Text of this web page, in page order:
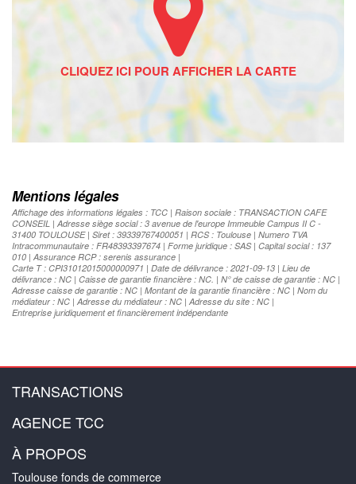
Mentions légales
Affichage des informations légales : TCC | Raison sociale : TRANSACTION CAFE
CONSEIL | Adresse siège social : 3 avenue de l'europe Immeuble Campus II C -
31400 TOULOUSE | Siret : 39339767400051 | RCS : Toulouse | Numero TVA
Intracommunautaire : FR48393397674 | Forme juridique : SAS | Capital social : 137
010 | Assurance RCP : serenis assurance |
Carte T : CPI31012015000000971 | Date de délivrance : 2021-09-13 | Lieu de
délivrance : NC | Caisse de garantie financière : NC. | N° de caisse de garantie : NC |
Adresse caisse de garantie : NC | Montant de la garantie financière : NC | Nom du
médiateur : NC | Adresse du médiateur : NC | Adresse du site : NC |
Entreprise juridiquement et financièrement indépendante
TRANSACTIONS
AGENCE TCC
À PROPOS
Toulouse fonds de commerce